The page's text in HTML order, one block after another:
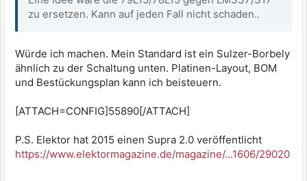
zu ersetzen. Kann auf jeden Fall nicht schaden..
Würde ich machen. Mein Standard ist ein Sulzer-Borbely
ähnlich zu der Schaltung unten. Platinen-Layout, BOM
und Bestückungsplan kann ich beisteuern.
[ATTACH=CONFIG]55890[/ATTACH]
P.S. Elektor hat 2015 einen Supra 2.0 veröffentlicht
https://www.elektormagazine.de/magazine/...1606/29020